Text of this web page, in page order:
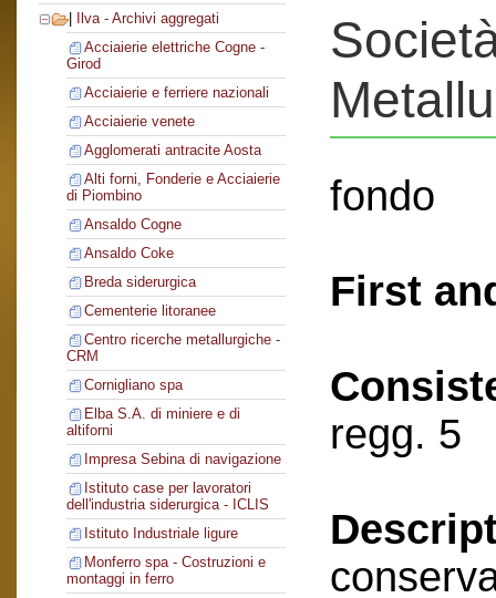
Ilva - Archivi aggregati
Acciaierie elettriche Cogne -
Girod
Acciaierie e ferriere nazionali
Acciaierie venete
Agglomerati antracite Aosta
Alti forni, Fonderie e Acciaierie
di Piombino
Ansaldo Cogne
Ansaldo Coke
Breda siderurgica
Cementerie litoranee
Centro ricerche metallurgiche -
CRM
Cornigliano spa
Elba S.A. di miniere e di
altiforni
Impresa Sebina di navigazione
Istituto case per lavoratori
dell'industria siderurgica - ICLIS
Istituto Industriale ligure
Monferro spa - Costruzioni e
montaggi in ferro
fondo
First
regg. 5